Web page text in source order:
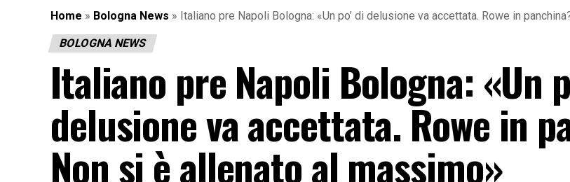
Home » Bologna News » Italiano pre Napoli Bologna: «Un po’ di delusione va accettata. Rowe in
BOLOGNA NEWS
Italiano pre Napoli Bologna: «Un
delusione va accettata. Rowe in
Non si è allenato al massimo»